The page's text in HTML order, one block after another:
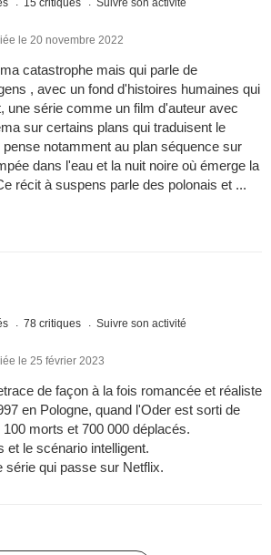
le 20 novembre 2022
catastrophe mais qui parle de
, avec un fond d'histoires humaines qui
une série comme un film d'auteur avec
sur certains plans qui traduisent le
notamment au plan séquence sur
dans l'eau et la nuit noire où émerge la
récit à suspens parle des polonais et ...
78 critiques Suivre son activité
le 25 février 2023
de façon à la fois romancée et réaliste
en Pologne, quand l'Oder est sorti de
morts et 700 000 déplacés.
et le scénario intelligent.
qui passe sur Netflix.